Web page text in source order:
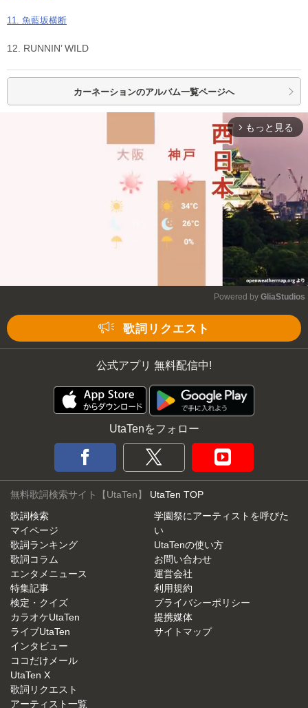
11. 魚藍坂横断
12. RUNNIN’ WILD
カーネーションのアルバム一覧ページへ
arrow_forward_ios もっと見る
Powered by GliaStudios
歌詞リクエスト
公式アプリ 無料配信中!
UtaTenをフォロー
無料歌詞検索サイト【UtaTen】 UtaTen TOP
歌詞検索
マイページ
歌詞ランキング
歌詞コラム
エンタメニュース
特集記事
検定・クイズ
カラオケUtaTen
ライブUtaTen
インタビュー
ココだけメール
UtaTen X
歌詞リクエスト
アーティスト一覧
学園祭にアーティストを呼びた
い
UtaTenの使い方
お問い合わせ
運営会社
利用規約
プライバシーポリシー
提携媒体
サイトマップ